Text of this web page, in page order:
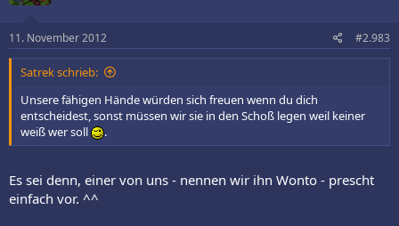
11. November 2012 #2.983
Satrek schrieb:
Unsere fähigen Hände würden sich freuen wenn du dich
entscheidest, sonst müssen wir sie in den Schoß legen weil keiner
weiß wer soll
.
Es sei denn, einer von uns - nennen wir ihn Wonto - prescht
einfach vor. ^^